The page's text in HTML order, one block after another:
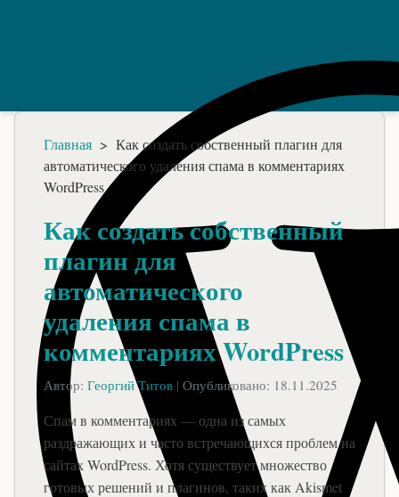
Главная > Как создать собственный плагин для
автоматического удаления спама в комментариях
WordPress
Как создать собственный
плагин для
автоматического
удаления спама в
комментариях WordPress
Автор: Георгий Титов | Опубликовано: 18.11.2025
Спам в комментариях — одна из самых
раздражающих и часто встречающихся проблем на
сайтах WordPress. Хотя существует множество
готовых решений и плагинов, таких как Akismet